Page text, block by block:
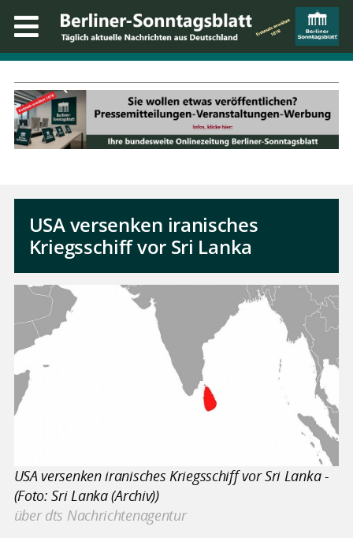
USA versenken iranisches
Kriegsschiff vor Sri Lanka
USA versenken iranisches Kriegsschiff vor Sri Lanka -
(Foto: Sri Lanka (Archiv))
über dts Nachrichtenagentur